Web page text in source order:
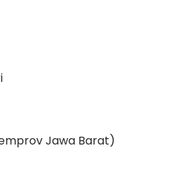
Jawa Barat)